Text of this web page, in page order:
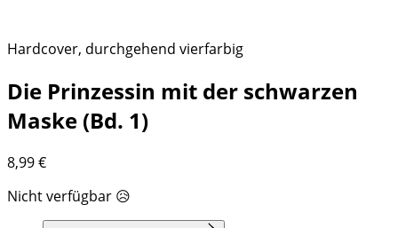
Hardcover, durchgehend vierfarbig
Die Prinzessin mit der schwarzen
Maske (Bd. 1)
8,99€
Nicht verfügbar 😥